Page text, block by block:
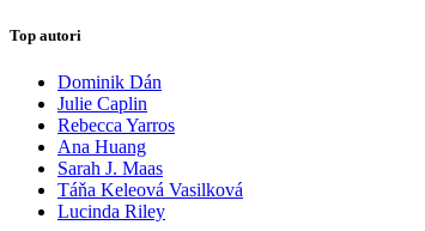
Top autori
Dominik Dán
Julie Caplin
Rebecca Yarros
Ana Huang
Sarah J. Maas
Táňa Keleová Vasilková
Lucinda Riley